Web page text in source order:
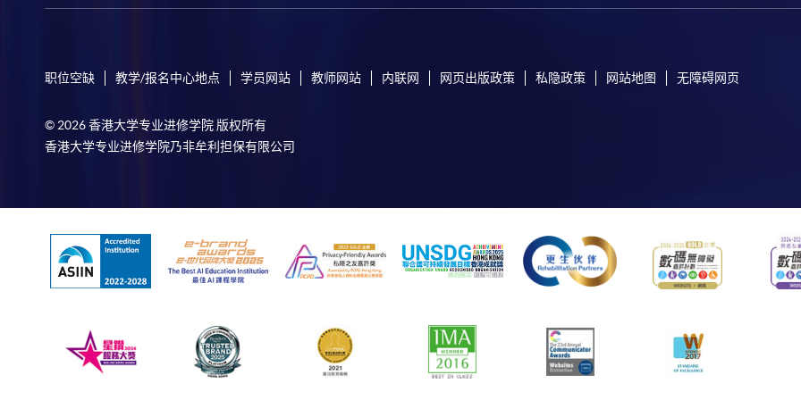
职位空缺 教学/报名中心地点 学员网站 教师网站 内联网 网页出版政策 私隐政策 网站地图 无障碍网页
© 2026 香港大学专业进修学院 版权所有
香港大学专业进修学院乃非牟利担保有限公司